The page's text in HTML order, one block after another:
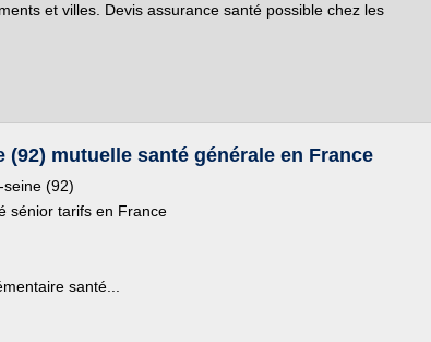
et villes. Devis assurance santé possible chez les
(92) mutuelle santé générale en France
(92)
sénior tarifs en France
santé...